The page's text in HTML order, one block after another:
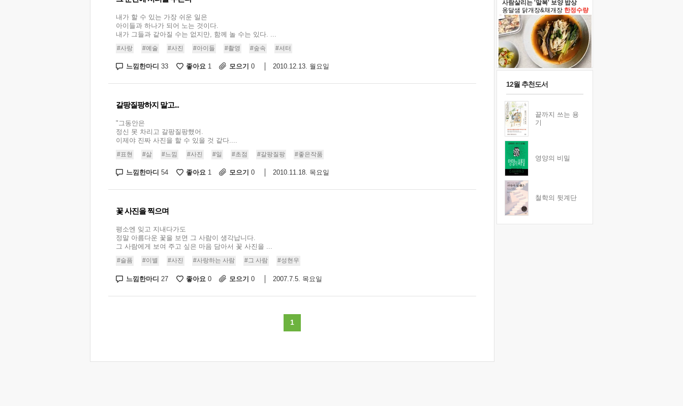
내가 할 수 있는 가장 쉬운 일은
아이들과 하나가 되어 노는 것이다.
내가 그들과 같아질 수는 없지만, 함께 놀 수는 있다. ...
#사랑 #예술 #사진 #아이들 #촬영 #숲속 #셔터
느낌한마디 33 좋아요 1 모으기 0 2010.12.13. 월요일
갈팡질팡하지 말고...
"그동안은
정신 못 차리고 갈팡질팡했어.
이제야 진짜 사진을 할 수 있을 것 같다....
#표현 #삶 #느낌 #사진 #일 #초점 #갈팡질팡 #좋은작품
느낌한마디 54 좋아요 1 모으기 0 2010.11.18. 목요일
꽃 사진을 찍으며
평소엔 잊고 지내다가도
정말 아름다운 꽃을 보면 그 사람이 생각납니다.
그 사람에게 보여 주고 싶은 마음 담아서 꽃 사진을 ...
#슬픔 #이별 #사진 #사랑하는 사람 #그 사람 #성현우
느낌한마디 27 좋아요 0 모으기 0 2007.7.5. 목요일
1
사람살리는 '말복' 보양 밥상
옹달샘 닭개장&채개장 한정수량
12월 추천도서
끝까지 쓰는 용
기
영양의 비밀
철학의 뒷계단